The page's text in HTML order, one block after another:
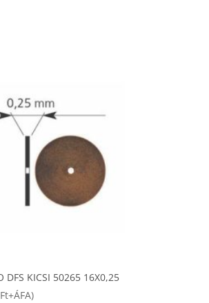
DFS KICSI 50265 16X0,25
Ft+ÁFA)